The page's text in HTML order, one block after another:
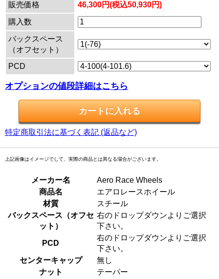
販売価格
46,300円(税込50,930円)
購入数
バックスペース
（オフセット）
PCD
オプションの値段詳細はこちら
特定商取引法に基づく表記 (返品など)
上記画像はイメージでして、実際の商品とは異なる場合がございます。
メーカー名
Aero Race Wheels
商品名
エアロレースホイール
材質
スチール
バックスペース（オフセ
ット）
右のドロップダウンよりご選択
下さい。
PCD
右のドロップダウンよりご選択
下さい。
センターキャップ
無し
ナット
テーパー